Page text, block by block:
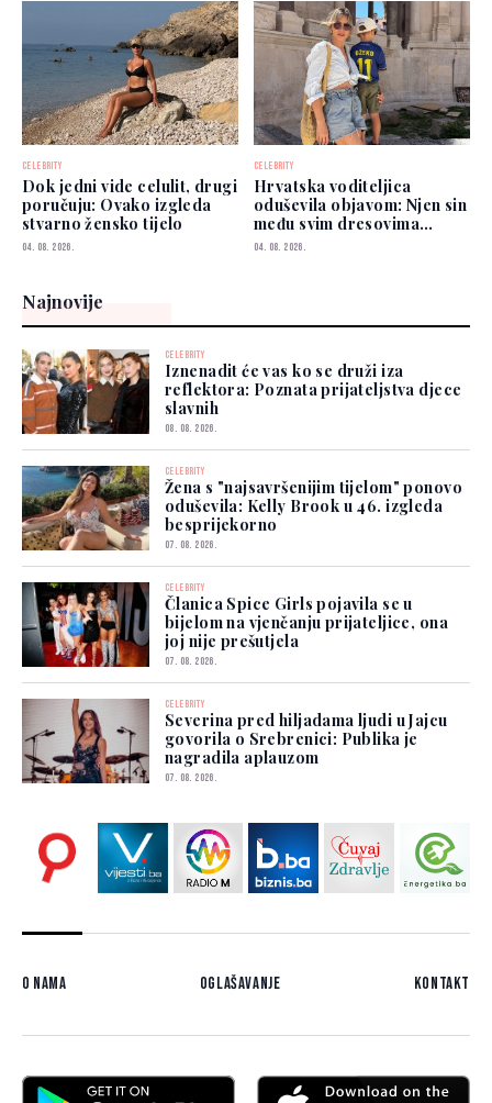
CELEBRITY
Dok jedni vide celulit, drugi
poručuju: Ovako izgleda
stvarno žensko tijelo
04. 08. 2026.
CELEBRITY
Hrvatska voditeljica
oduševila objavom: Njen sin
među svim dresovima
izabrao Zmajeve
04. 08. 2026.
Najnovije
CELEBRITY
Iznenadit će vas ko se druži iza
reflektora: Poznata prijateljstva djece
slavnih
08. 08. 2026.
CELEBRITY
Žena s "najsavršenijim tijelom" ponovo
oduševila: Kelly Brook u 46. izgleda
besprijekorno
07. 08. 2026.
CELEBRITY
Članica Spice Girls pojavila se u
bijelom na vjenčanju prijateljice, ona
joj nije prešutjela
07. 08. 2026.
CELEBRITY
Severina pred hiljadama ljudi u Jajcu
govorila o Srebrenici: Publika je
nagradila aplauzom
07. 08. 2026.
O nama Oglašavanje Kontakt